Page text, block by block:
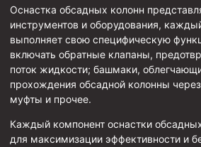
Оснастка обсадных колонн
инструментов и оборудования,
выполняет свою специфическую
включать обратные клапаны,
поток жидкости; башмаки,
прохождения обсадной колонны
муфты и прочее.
Каждый компонент оснастки
для максимизации эффективности и